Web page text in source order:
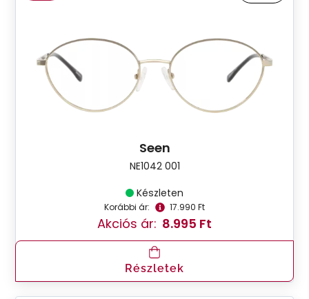
Seen
NE1042 001
Készleten
Korábbi ár: 17.990 Ft
Akciós ár: 8.995 Ft
Részletek